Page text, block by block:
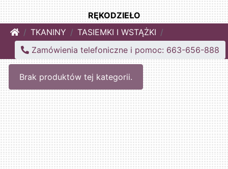
RĘKODZIEŁO
HomeTKANINY
TASIEMKI I WSTĄŻKI
Zamówienia telefoniczne i pomoc: 663-656-888
Brak produktów tej kategorii.